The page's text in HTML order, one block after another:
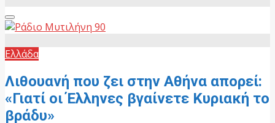
Primary
Menu
Ελλάδα
Λιθουανή που ζει στην Αθήνα απορεί:
«Γιατί οι Έλληνες βγαίνετε Κυριακή το
βράδυ»